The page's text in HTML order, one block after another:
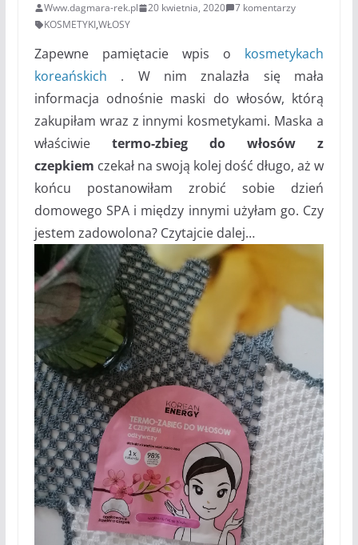
Www.dagmara-rek.pl 20 kwietnia, 2020
7 komentarzy
KOSMETYKI,WŁOSY
Zapewne pamiętacie wpis o kosmetykach
koreańskich . W nim znalazła się mała
informacja odnośnie maski do włosów, którą
zakupiłam wraz z innymi kosmetykami. Maska a
właściwie termo-zbieg do włosów z
czepkiem czekał na swoją kolej dość długo, aż w
końcu postanowiłam zrobić sobie dzień
domowego SPA i między innymi użyłam go. Czy
jestem zadowolona? Czytajcie dalej…